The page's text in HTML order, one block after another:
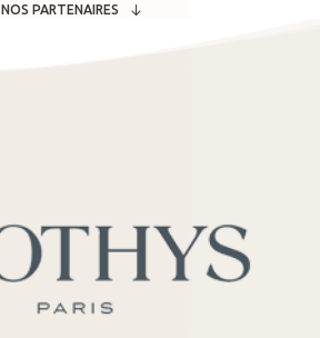
NOS PARTENAIRES